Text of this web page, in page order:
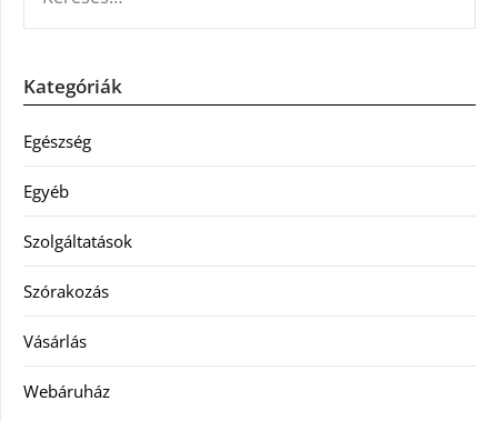
Kategóriák
Egészség
Egyéb
Szolgáltatások
Szórakozás
Vásárlás
Webáruház